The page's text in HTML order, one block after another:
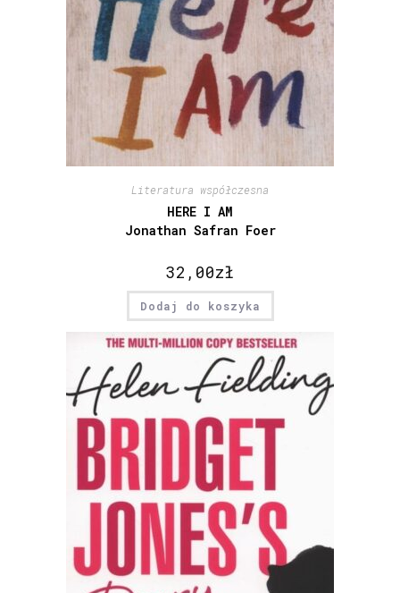
Literatura współczesna
HERE I AM
Jonathan Safran Foer
32,00zł
Dodaj do koszyka